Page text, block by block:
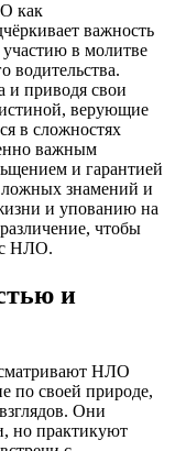
как
важность
в молитве
водительства.
и приводя свои
истиной, верующие
в сложностях
важным
и гарантией
ложных знамений и
и упованию на
чтобы
с НЛО.
и
НЛО
по своей природе,
Они
но практикуют